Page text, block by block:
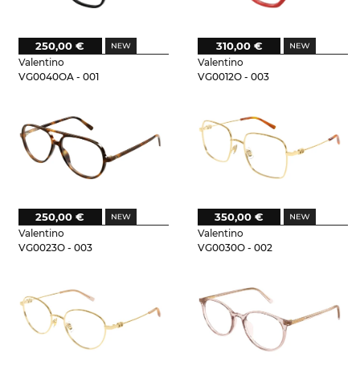
Valentino
VG0040OA - 001
250,00 €
Valentino
VG0012O - 003
310,00 €
Valentino
VG0023O - 003
250,00 €
Valentino
VG0030O - 002
350,00 €